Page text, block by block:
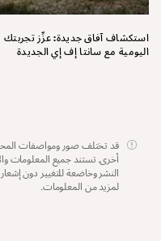
استكشاف آفاق جديدة: عزِّز تجربتك
اليومية مع سانتا إف إي الجديدة
قد تختلف صور ومواصفات
أخرى. تستند جميع المعلومات
النشر وخاضعة للتغيير دون
لمزيد من المعلومات.